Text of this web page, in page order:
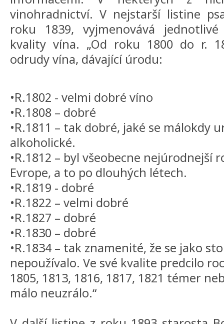
vinohradnictví. V nejstarší listine
roku 1839, vyjmenovává
kvality vína. „Od roku 1800 do r.
odrudy vína, dávající úrodu:
•R.1802 - velmi dobré víno
•R.1808 – dobré
•R.1811 – tak dobré, jaké se málokdy
alkoholické.
•R.1812 – byl všeobecne nejúrodnejší
Evrope, a to po dlouhých létech.
•R.1819 - dobré
•R.1822 – velmi dobré
•R.1827 – dobré
•R.1830 – dobré
•R.1834 – tak znamenité, že se jako
nepoužívalo. Ve své kvalite predcilo
1805, 1813, 1816, 1817, 1821 témer
málo neuzrálo.“